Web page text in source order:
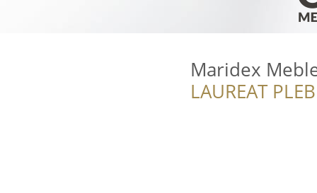
Maridex
LAUREAT